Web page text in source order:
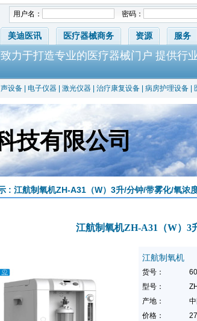
用户名： 密码：
美迪医讯 医疗器械商务 资源 服务
力于打造专业的医疗器械门户 提供行
设备 电子仪器 激光仪器 治疗康复设备 病房护理设备
技有限公司
: 江航制氧机ZH-A31（W）3升/分钟/带雾化/氧浓
江航制氧机ZH-A31（W）3
江航制氧机
货号：
型号：
产地：
价格：